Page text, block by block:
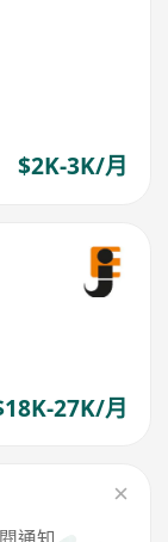
$2K-3K/月
27K/月